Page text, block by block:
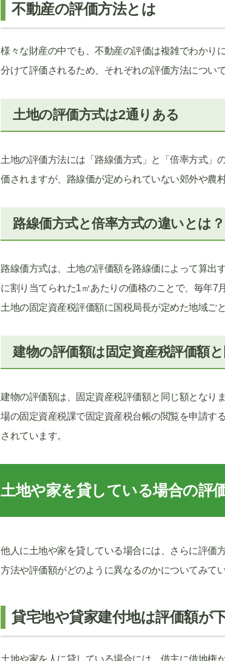
不動産の評価方法とは
様々な財産の中でも、不動産の評価は複雑でわかり
分けて評価されるため、それぞれの評価方法につい
土地の評価方式は2通りある
土地の評価方法には「路線価方式」と「倍率方式」
価されますが、路線価が定められていない郊外や農
路線価方式と倍率方式の違いとは？
路線価方式は、土地の評価額を路線価によって算出
に割り当てられた1㎡あたりの価格のことで、毎年7
土地の固定資産税評価額に国税局長が定めた地域ご
建物の評価額は固定資産税評価額
建物の評価額は、固定資産税評価額と同じ額となり
場の固定資産税課で固定資産税台帳の閲覧を申請す
されています。
土地や家を貸している場合の評
他人に土地や家を貸している場合には、さらに評価
方法や評価額がどのように異なるのかについてみてい
貸宅地や貸家建付地は評価額が
土地や家を人に貸している場合には、借主に借地権